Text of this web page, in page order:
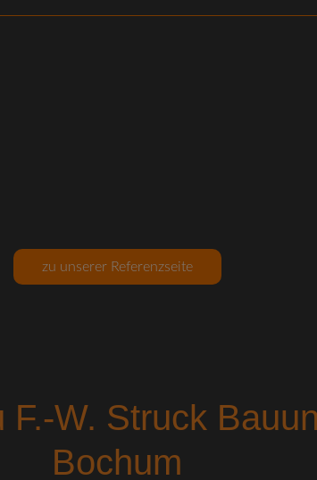
zu unserer Referenzseite
F.-W. Struck
Bochum